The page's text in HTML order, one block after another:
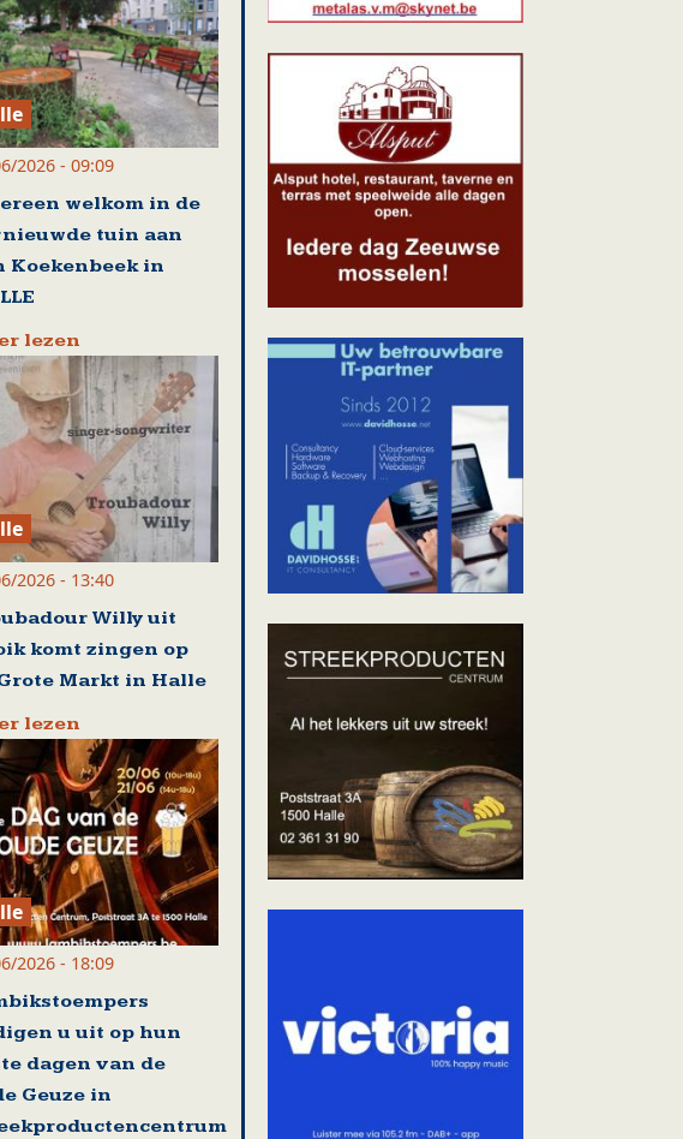
2026 - 09:09
welkom in de
tuin aan
Koekenbeek in
lezen
2026 - 13:40
Willy uit
komt zingen op
Markt in Halle
lezen
2026 - 18:09
u uit op hun
dagen van de
Geuze in